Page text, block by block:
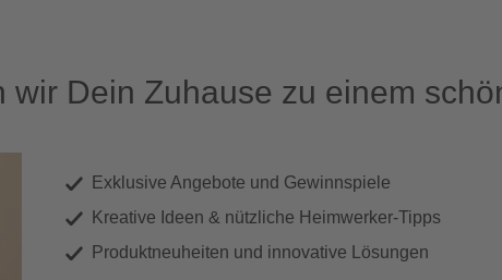
Dein Zuhause zu einem
Exklusive Angebote und Gewinnspiele
Kreative Ideen & nützliche Heimwerker-Tipps
Produktneuheiten und innovative Lösungen